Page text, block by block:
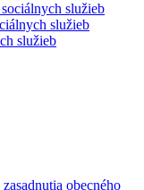
služieb
služieb
služieb
obecného